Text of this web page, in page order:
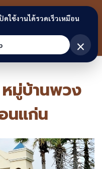
นแก่น
ลิงก์
หมู่บ้านพวง
นแก่น
ใช้งานได้รวดเร็วเหมือน
×